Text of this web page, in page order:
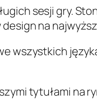
sesji gry.
na
wszystkich
tytułami na